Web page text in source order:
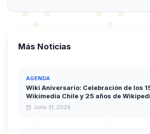
Más Noticias
AGENDA
Wiki Aniversario: Celebración de los
Wikimedia Chile y 25 años de
Julio 31, 2026